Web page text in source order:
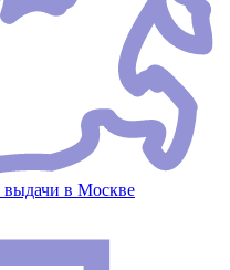
выдачи в Москве